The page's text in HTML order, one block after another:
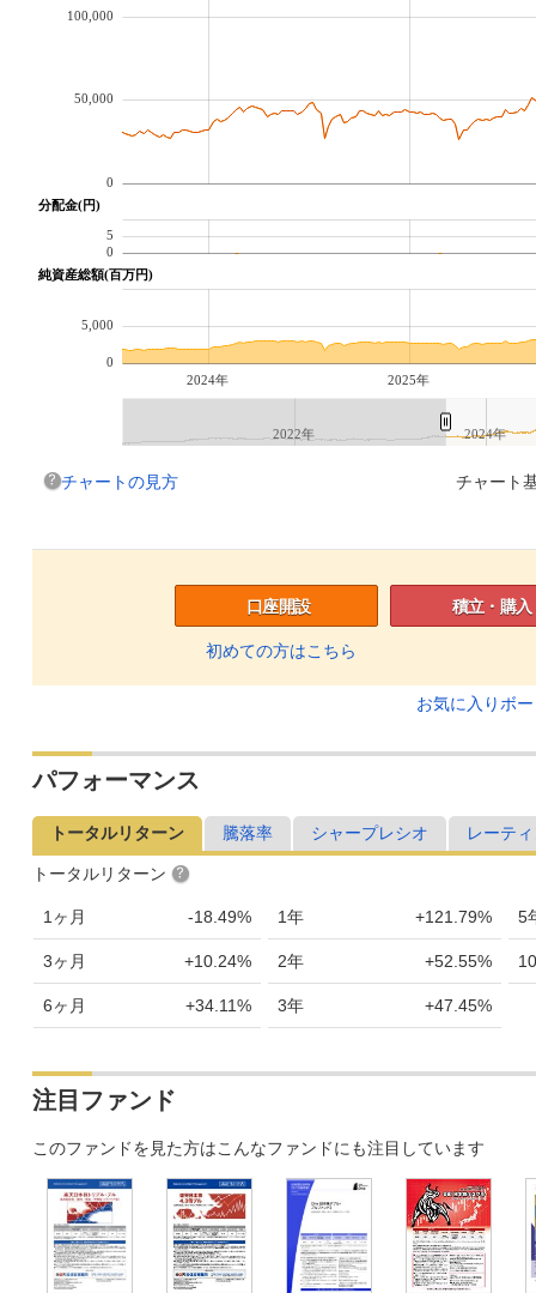
0
50,000
100,000
分配金(円)
0
5
純資産総額(百万円)
2024年 2025年
0
5,000
2022年 2024年
チャートの見方 チャート
口座開設
初めての方はこちら
積立・購入
お気に入りボ
パフォーマンス
トータルリターン 騰落率 シャープレシオ レーテ
トータルリターン
1ヶ月 -18.49%
3ヶ月 +10.24%
6ヶ月 +34.11%
1年 +121.79%
2年 +52.55%
3年 +47.45%
5
注目ファンド
このファンドを見た方はこんなファンドにも注目しています